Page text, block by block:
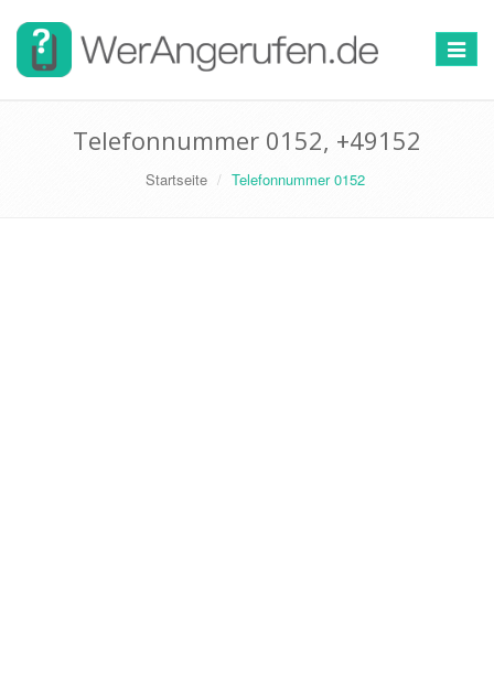
Toggle
Telefonnummer 0152, +49152
Startseite Telefonnummer 0152